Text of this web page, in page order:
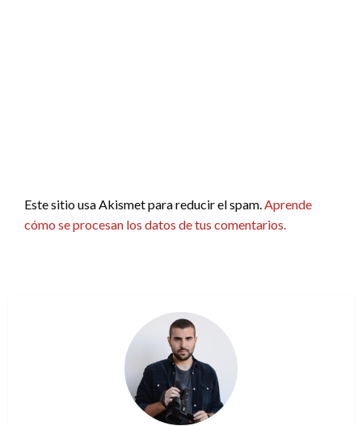
Este sitio usa Akismet para reducir el spam.Aprende
cómo se procesan los datos de tus comentarios.